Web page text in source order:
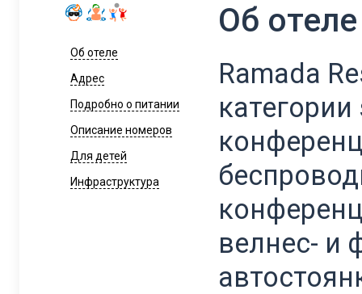
Об отеле
Адрес
Подробно о питании
Описание номеров
Для детей
Инфраструктура
Об отеле
Ramada
велнес- и